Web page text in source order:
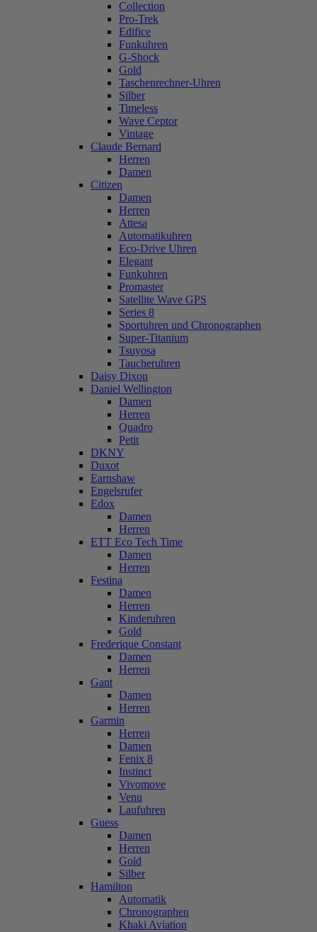
Collection
Pro-Trek
Edifice
Funkuhren
G-Shock
Gold
Taschenrechner-Uhren
Silber
Timeless
Wave Ceptor
Vintage
Claude Bernard
Herren
Damen
Citizen
Damen
Herren
Attesa
Automatikuhren
Eco-Drive Uhren
Elegant
Funkuhren
Promaster
Satellite Wave GPS
Series 8
Sportuhren und Chronographen
Super-Titanium
Tsuyosa
Taucheruhren
Daisy Dixon
Daniel Wellington
Damen
Herren
Quadro
Petit
DKNY
Duxot
Earnshaw
Engelsrufer
Edox
Damen
Herren
ETT Eco Tech Time
Damen
Herren
Festina
Damen
Herren
Kinderuhren
Gold
Frederique Constant
Damen
Herren
Gant
Damen
Herren
Garmin
Herren
Damen
Fenix 8
Instinct
Vivomove
Venu
Laufuhren
Guess
Damen
Herren
Gold
Silber
Hamilton
Automatik
Chronographen
Khaki Aviation